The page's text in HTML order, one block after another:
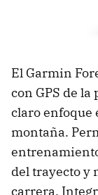
El Garmin
con GPS de
claro enfoque
montaña.
del trayecto y
carrera.